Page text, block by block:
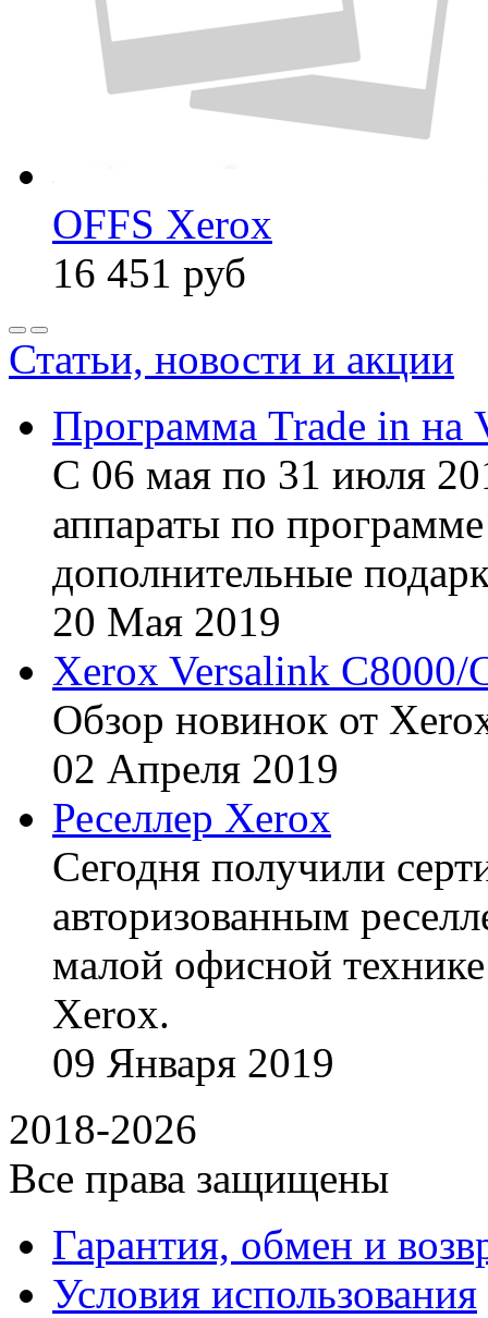
OFFS Xerox
16 451 руб
Статьи, новости и акции
Программа Trade in на
С 06 мая по 31 июля
аппараты по
дополнительные
20 Мая 2019
Xerox Versalink C8000/
Обзор новинок от
02 Апреля 2019
Реселлер Xerox
Сегодня получили
авторизованным
малой офисной
Xerox.
09 Января 2019
2018-2026
Все права защищены
Гарантия, обмен и
Условия использования